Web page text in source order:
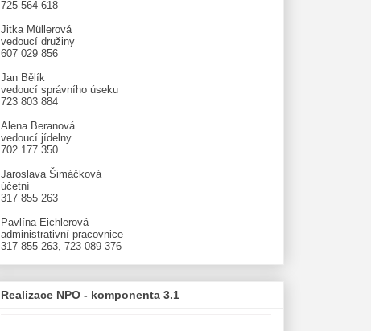
725 564 618
Jitka Müllerová
vedoucí družiny
607 029 856
Jan Bělík
vedoucí správního úseku
723 803 884
Alena Beranová
vedoucí jídelny
702 177 350
Jaroslava Šimáčková
účetní
317 855 263
Pavlína Eichlerová
administrativní pracovnice
317 855 263, 723 089 376
Realizace NPO - komponenta 3.1